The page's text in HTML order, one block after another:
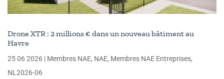
Drone XTR : 2 millions € dans un nouveau bâtiment au
Havre
25 06 2026 | Membres NAE, NAE, Membres NAE Entreprises,
NL2026-06